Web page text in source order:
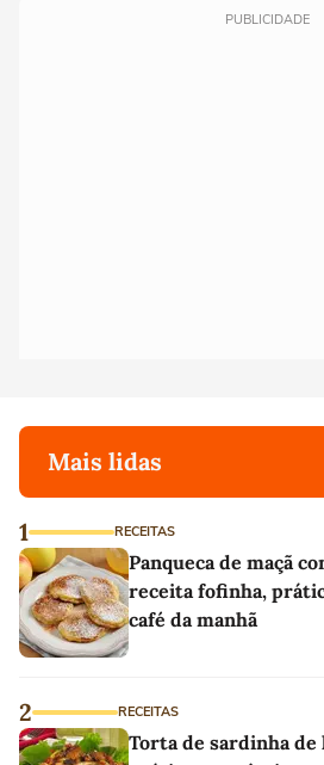
PUBLICIDADE
Mais lidas
1 RECEITAS
Panqueca de maçã
receita fofinha,
café da manhã
2 RECEITAS
Torta de sardinha